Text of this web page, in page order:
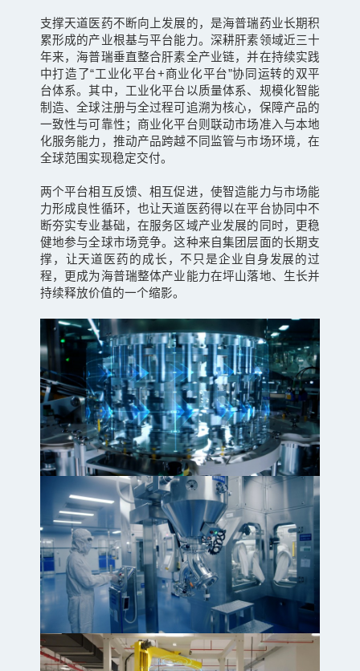
支撑天道医药不断向上发展的，是海普瑞药业长期积
累形成的产业根基与平台能力。深耕肝素领域近三十
年来，海普瑞垂直整合肝素全产业链，并在持续实践
中打造了“工业化平台+商业化平台”协同运转的双平
台体系。其中，工业化平台以质量体系、规模化智能
制造、全球注册与全过程可追溯为核心，保障产品的
一致性与可靠性；商业化平台则联动市场准入与本地
化服务能力，推动产品跨越不同监管与市场环境，在
全球范围实现稳定交付。
两个平台相互反馈、相互促进，使智造能力与市场能
力形成良性循环，也让天道医药得以在平台协同中不
断夯实专业基础，在服务区域产业发展的同时，更稳
健地参与全球市场竞争。这种来自集团层面的长期支
撑，让天道医药的成长，不只是企业自身发展的过
程，更成为海普瑞整体产业能力在坪山落地、生长并
持续释放价值的一个缩影。